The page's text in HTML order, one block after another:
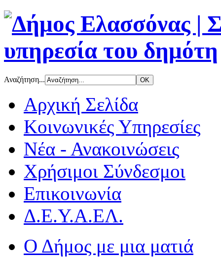
Αναζήτηση...
Αρχική Σελίδα
Κοινωνικές Υπηρεσίες
Νέα - Ανακοινώσεις
Χρήσιμοι Σύνδεσμοι
Επικοινωνία
Δ.Ε.Υ.Α.ΕΛ.
Ο Δήμος με μια ματιά